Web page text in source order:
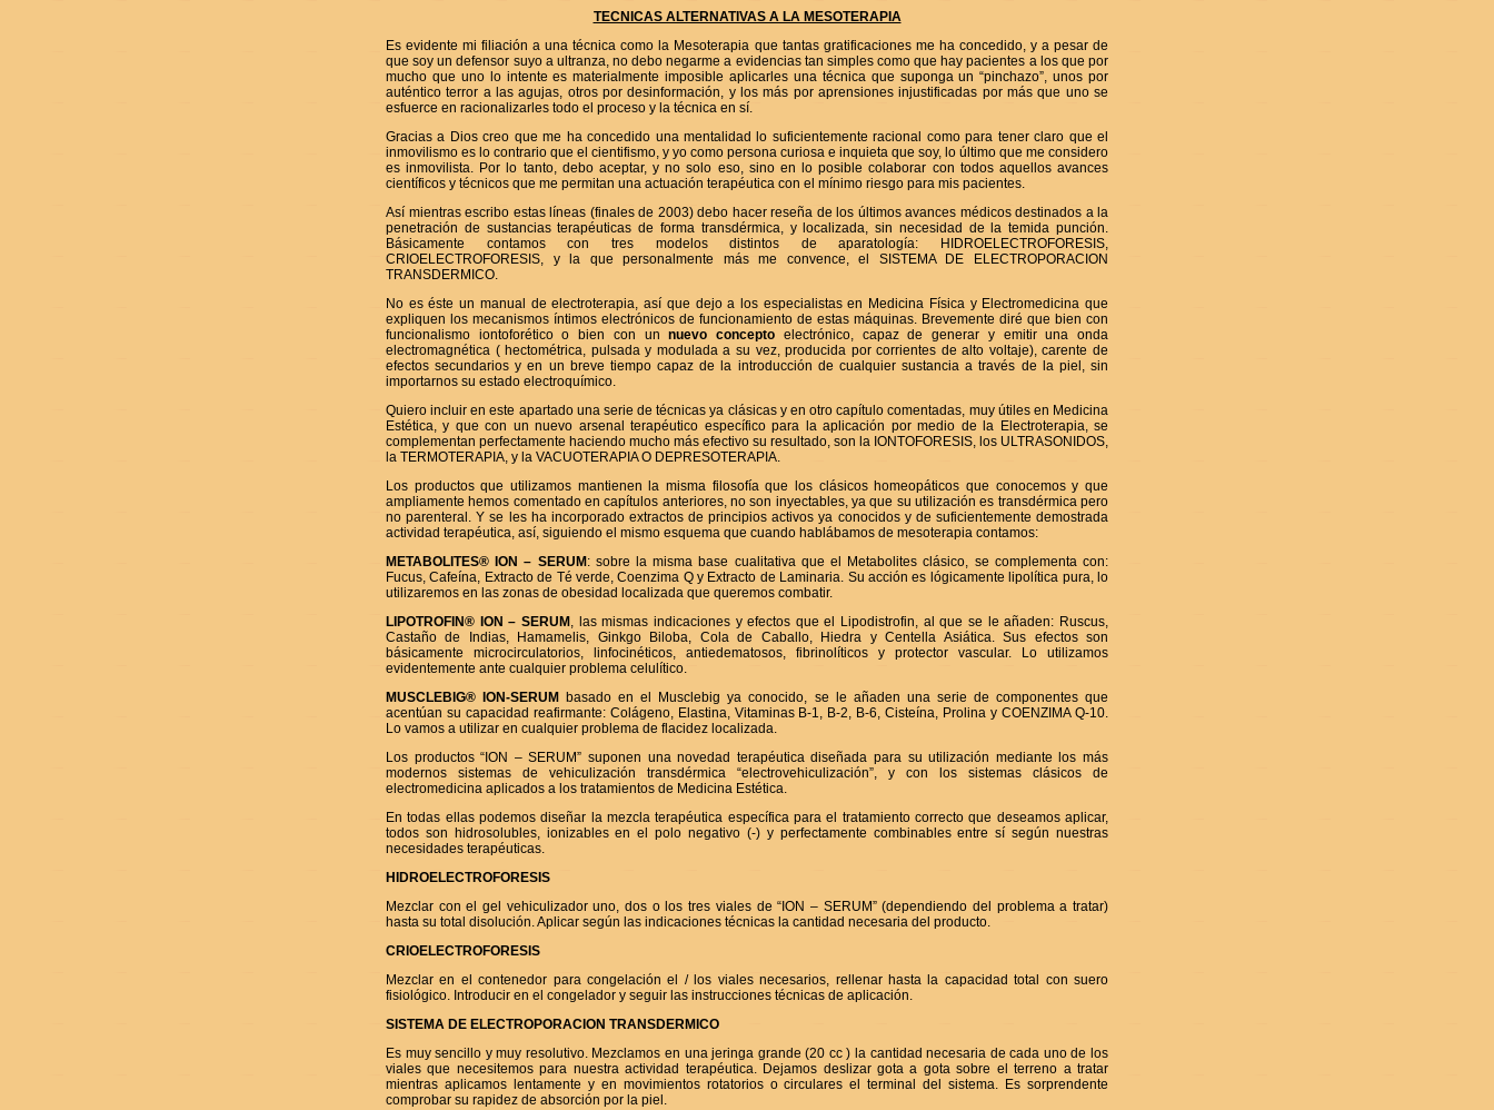
TECNICAS ALTERNATIVAS A LA MESOTERAPIA
Es evidente mi filiación a una técnica como la Mesoterapia que tantas gratificaciones me ha concedido, y a pesar de
que soy un defensor suyo a ultranza, no debo negarme a evidencias tan simples como que hay pacientes a los que por
mucho que uno lo intente es materialmente imposible aplicarles una técnica que suponga un “pinchazo”, unos por
auténtico terror a las agujas, otros por desinformación, y los más por aprensiones injustificadas por más que uno se
esfuerce en racionalizarles todo el proceso y la técnica en sí.
Gracias a Dios creo que me ha concedido una mentalidad lo suficientemente racional como para tener claro que el
inmovilismo es lo contrario que el cientifismo, y yo como persona curiosa e inquieta que soy, lo último que me considero
es inmovilista. Por lo tanto, debo aceptar, y no solo eso, sino en lo posible colaborar con todos aquellos avances
científicos y técnicos que me permitan una actuación terapéutica con el mínimo riesgo para mis pacientes.
Así mientras escribo estas líneas (finales de 2003) debo hacer reseña de los últimos avances médicos destinados a la
penetración de sustancias terapéuticas de forma transdérmica, y localizada, sin necesidad de la temida punción.
Básicamente contamos con tres modelos distintos de aparatología: HIDROELECTROFORESIS,
CRIOELECTROFORESIS, y la que personalmente más me convence, el SISTEMA DE ELECTROPORACION
TRANSDERMICO.
No es éste un manual de electroterapia, así que dejo a los especialistas en Medicina Física y Electromedicina que
expliquen los mecanismos íntimos electrónicos de funcionamiento de estas máquinas. Brevemente diré que bien con
funcionalismo iontoforético o bien con unnuevo concepto electrónico, capaz de generar y emitir una onda
electromagnética ( hectométrica, pulsada y modulada a su vez, producida por corrientes de alto voltaje), carente de
efectos secundarios y en un breve tiempo capaz de la introducción de cualquier sustancia a través de la piel, sin
importarnos su estado electroquímico.
Quiero incluir en este apartado una serie de técnicas ya clásicas y en otro capítulo comentadas, muy útiles en Medicina
Estética, y que con un nuevo arsenal terapéutico específico para la aplicación por medio de la Electroterapia, se
complementan perfectamente haciendo mucho más efectivo su resultado, son la IONTOFORESIS, los ULTRASONIDOS,
la TERMOTERAPIA, y la VACUOTERAPIA O DEPRESOTERAPIA.
Los productos que utilizamos mantienen la misma filosofía que los clásicos homeopáticos que conocemos y que
ampliamente hemos comentado en capítulos anteriores, no son inyectables, ya que su utilización es transdérmica pero
no parenteral. Y se les ha incorporado extractos de principios activos ya conocidos y de suficientemente demostrada
actividad terapéutica, así, siguiendo el mismo esquema que cuando hablábamos de mesoterapia contamos:
METABOLITES® ION – SERUM : sobre la misma base cualitativa que el Metabolites clásico, se complementa con:
Fucus, Cafeína, Extracto de Té verde, Coenzima Q y Extracto de Laminaria. Su acción es lógicamente lipolítica pura, lo
utilizaremos en las zonas de obesidad localizada que queremos combatir.
LIPOTROFIN® ION – SERUM , las mismas indicaciones y efectos que el Lipodistrofin, al que se le añaden: Ruscus,
Castaño de Indias, Hamamelis, Ginkgo Biloba, Cola de Caballo, Hiedra y Centella Asiática. Sus efectos son
básicamente microcirculatorios, linfocinéticos, antiedematosos, fibrinolíticos y protector vascular. Lo utilizamos
evidentemente ante cualquier problema celulítico.
MUSCLEBIG® ION-SERUM
basado en el Musclebig ya conocido, se le añaden una serie de componentes que
acentúan su capacidad reafirmante: Colágeno, Elastina, Vitaminas B-1, B-2, B-6, Cisteína, Prolina y COENZIMA Q-10.
Lo vamos a utilizar en cualquier problema de flacidez localizada.
Los productos “ION – SERUM” suponen una novedad terapéutica diseñada para su utilización mediante los más
modernos sistemas de vehiculización transdérmica “electrovehiculización”, y con los sistemas clásicos de
electromedicina aplicados a los tratamientos de Medicina Estética.
En todas ellas podemos diseñar la mezcla terapéutica específica para el tratamiento correcto que deseamos aplicar,
todos son hidrosolubles, ionizables en el polo negativo (-) y perfectamente combinables entre sí según nuestras
necesidades terapéuticas.
HIDROELECTROFORESIS
Mezclar con el gel vehiculizador uno, dos o los tres viales de “ION – SERUM” (dependiendo del problema a tratar)
hasta su total disolución. Aplicar según las indicaciones técnicas la cantidad necesaria del producto.
CRIOELECTROFORESIS
Mezclar en el contenedor para congelación el / los viales necesarios, rellenar hasta la capacidad total con suero
fisiológico. Introducir en el congelador y seguir las instrucciones técnicas de aplicación.
SISTEMA DE ELECTROPORACION TRANSDERMICO
Es muy sencillo y muy resolutivo. Mezclamos en una jeringa grande (20 cc ) la cantidad necesaria de cada uno de los
viales que necesitemos para nuestra actividad terapéutica. Dejamos deslizar gota a gota sobre el terreno a tratar
mientras aplicamos lentamente y en movimientos rotatorios o circulares el terminal del sistema. Es sorprendente
comprobar su rapidez de absorción por la piel.